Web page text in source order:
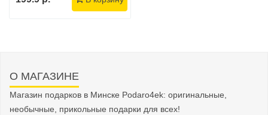
О МАГАЗИНЕ
Магазин подарков в Минске Podaro4ek: оригинальные,
необычные, прикольные подарки для всех!